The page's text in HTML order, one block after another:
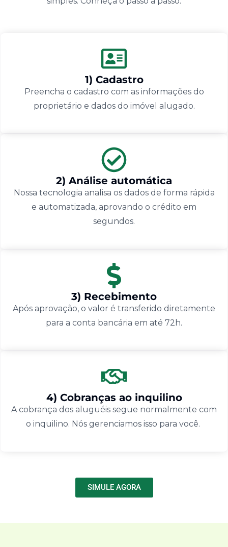
1) Cadastro
Preencha o cadastro com as informações do
proprietário e dados do imóvel alugado.
2) Análise automática
Nossa tecnologia analisa os dados de forma rápida
e automatizada, aprovando o crédito em
segundos.
3) Recebimento
Após aprovação, o valor é transferido diretamente
para a conta bancária em até 72h.
4) Cobranças ao inquilino
A cobrança dos aluguéis segue normalmente com
o inquilino. Nós gerenciamos isso para você.
SIMULE AGORA